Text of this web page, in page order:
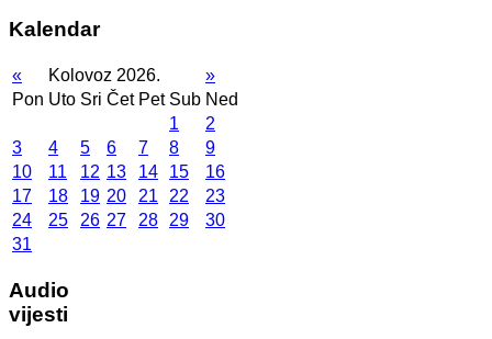
Kalendar
« Kolovoz 2026.
»
Pon Uto Sri Čet Pet Sub Ned
1
2
3
4 5 6 7 8
9
10
11 12 13 14 15
16
17
18 19 20 21 22
23
24
25 26 27 28 29
30
31
Audio
vijesti